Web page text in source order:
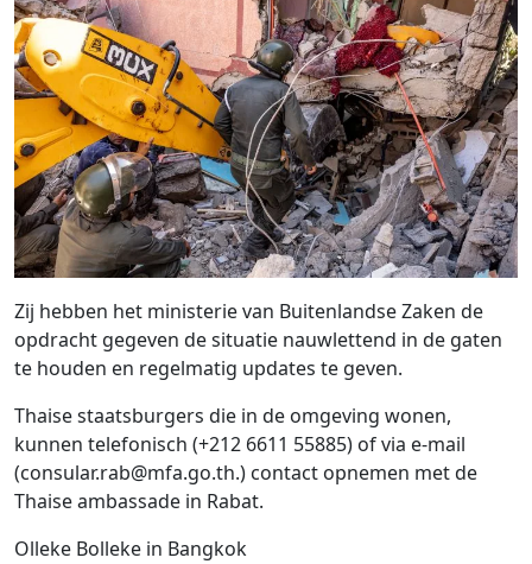
Zij hebben het ministerie van Buitenlandse Zaken de
opdracht gegeven de situatie nauwlettend in de gaten
te houden en regelmatig updates te geven.
Thaise staatsburgers die in de omgeving wonen,
kunnen telefonisch (+212 6611 55885) of via e-mail
(consular.rab@mfa.go.th.) contact opnemen met de
Thaise ambassade in Rabat.
Olleke Bolleke in Bangkok